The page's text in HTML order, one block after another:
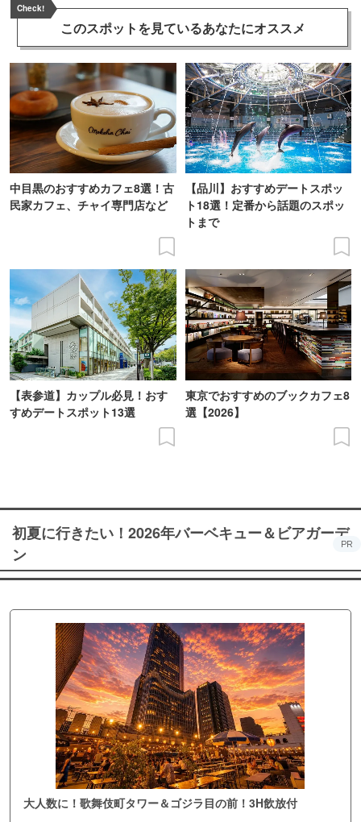
Check!
このスポットを見ているあなたにオススメ
中目黒のおすすめカフェ8選！古
民家カフェ、チャイ専門店など
【品川】おすすめデートスポッ
ト18選！定番から話題のスポッ
トまで
【表参道】カップル必見！おす
すめデートスポット13選
東京でおすすめのブックカフェ8
選【2026】
初夏に行きたい！2026年バーベキュー＆ビアガーデ
ン
PR
大人数に！歌舞伎町タワー＆ゴジラ目の前！3H飲放付